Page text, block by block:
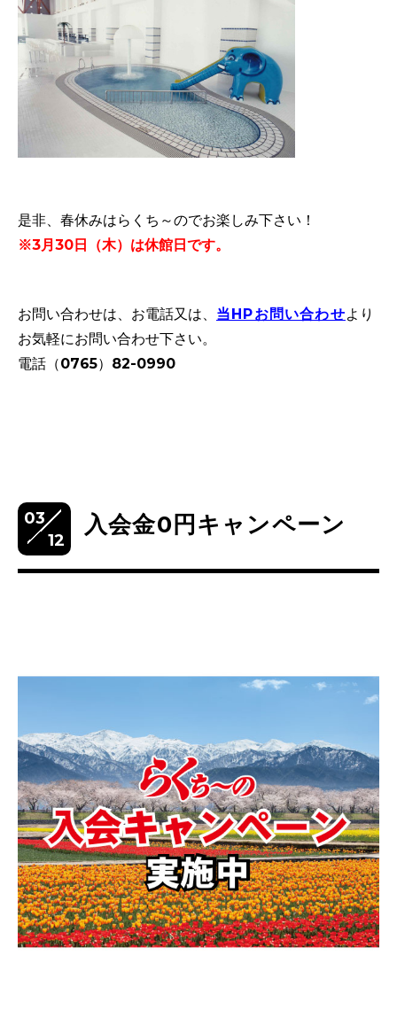
是非、春休みはらくち～のでお楽しみ下さい！
※3月30日（木）は休館日です。
お問い合わせは、お電話又は、 当HPお問い合わせより
お気軽にお問い合わせ下さい。
電話（0765）82-0990
03
12
入会金0円キャンペーン